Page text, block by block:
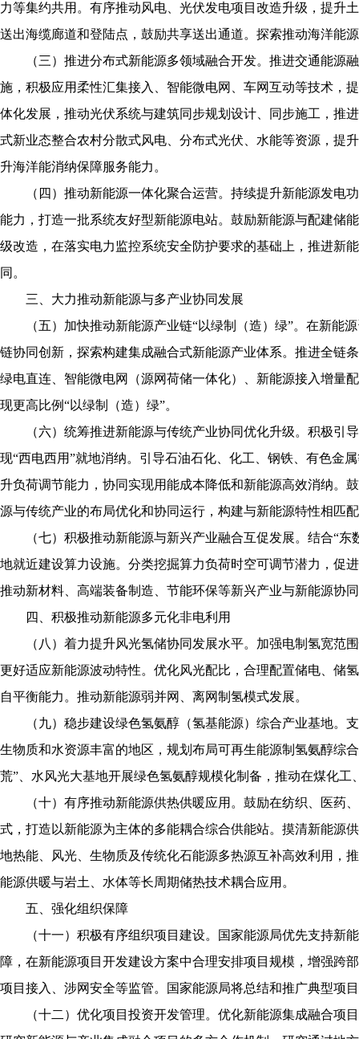
力等集约共用。有序推动风电、光伏发电项目改造升级，提升
送出海缆廊道和登陆点，鼓励共享送出通道。探索推动海洋能
（三）推进分布式新能源多领域融合开发。推进交通能
施，积极应用柔性汇集接入、智能微电网、车网互动等技术，
体化发展，推动光伏系统与建筑同步规划设计、同步施工，推
式新业态整合农村分散式风电、分布式光伏、水能等资源，提
升海洋能消纳保障服务能力。
（四）推动新能源一体化聚合运营。持续提升新能源发
能力，打造一批系统友好型新能源电站。鼓励新能源与配建储
级改造，在落实电力监控系统安全防护要求的基础上，推进新
同。
三、大力推动新能源与多产业协同发展
（五）加快推动新能源产业链“以绿制（造）绿”。在新
链协同创新，探索构建集成融合式新能源产业体系。推进全链
绿电直连、智能微电网（源网荷储一体化）、新能源接入增量
现更高比例“以绿制（造）绿”。
（六）统筹推进新能源与传统产业协同优化升级。积极
现“西电西用”就地消纳。引导石油石化、化工、钢铁、有色金
升负荷调节能力，协同实现用能成本降低和新能源高效消纳。
源与传统产业的布局优化和协同运行，构建与新能源特性相匹
（七）积极推动新能源与新兴产业融合互促发展。结合“
地就近建设算力设施。分类挖掘算力负荷时空可调节潜力，促
推动新材料、高端装备制造、节能环保等新兴产业与新能源协
四、积极推动新能源多元化非电利用
（八）着力提升风光氢储协同发展水平。加强电制氢宽
更好适应新能源波动特性。优化风光配比，合理配置储电、储
自平衡能力。推动新能源弱并网、离网制氢模式发展。
（九）稳步建设绿色氢氨醇（氢基能源）综合产业基地
生物质和水资源丰富的地区，规划布局可再生能源制氢氨醇综
荒”、水风光大基地开展绿色氢氨醇规模化制备，推动在煤化
（十）有序推动新能源供热供暖应用。鼓励在纺织、医
式，打造以新能源为主体的多能耦合综合供能站。摸清新能源
地热能、风光、生物质及传统化石能源多热源互补高效利用，
能源供暖与岩土、水体等长周期储热技术耦合应用。
五、强化组织保障
（十一）积极有序组织项目建设。国家能源局优先支持
障，在新能源项目开发建设方案中合理安排项目规模，增强跨
项目接入、涉网安全等监管。国家能源局将总结和推广典型项
（十二）优化项目投资开发管理。优化新能源集成融合